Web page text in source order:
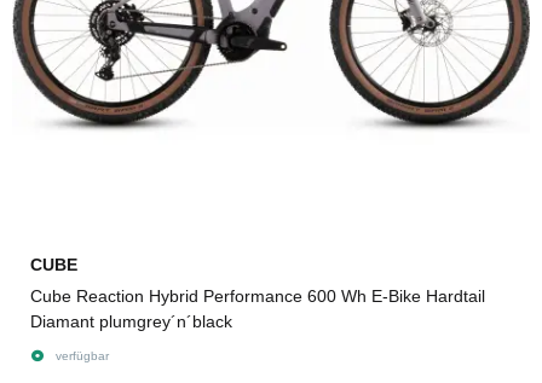
CUBE
Cube Reaction Hybrid Performance 600 Wh E-Bike Hardtail
Diamant plumgrey´n´black
verfügbar